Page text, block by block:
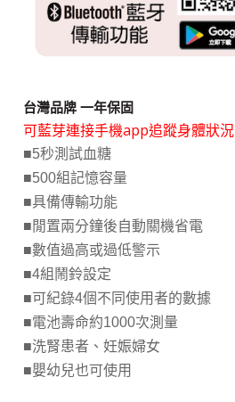
台灣品牌 一年保固
可藍芽連接手機app追蹤身體狀況
■5秒測試血糖
■500組記憶容量
■具備傳輸功能
■閒置兩分鐘後自動關機省電
■數值過高或過低警示
■4組鬧鈴設定
■可紀錄4個不同使用者的數據
■電池壽命約1000次測量
■洗腎患者、妊娠婦女
■嬰幼兒也可使用